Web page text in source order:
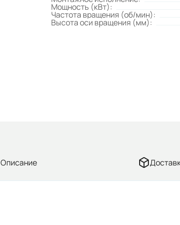
Мощность (кВт):
Частота вращения (об/мин):
Высота оси вращения (мм):
Описание